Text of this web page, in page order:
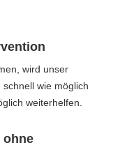
wird unser
wie möglich
weiterhelfen.
ohne